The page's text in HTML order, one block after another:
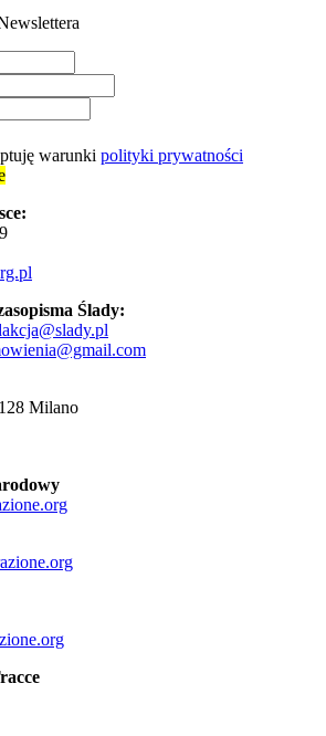
warunki polityki prywatności
Ślady:
Milano